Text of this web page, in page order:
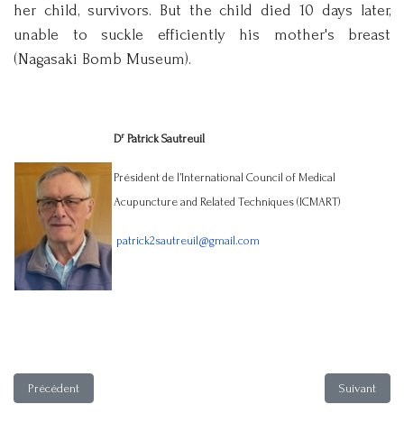
her child, survivors. But the child died 10 days later,
unable to suckle efficiently his mother's breast
(Nagasaki Bomb Museum).
Dr Patrick Sautreuil
Président de l’International Council of Medical
Acupuncture and Related Techniques (ICMART)
patrick2sautreuil@gmail.com
Article précédent : La « septième stagnation » : quatre formules de
Précédent Article
Suivant